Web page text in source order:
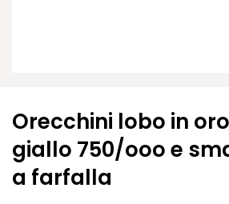
Orecchini lobo in oro
giallo 750/ooo e
a farfalla